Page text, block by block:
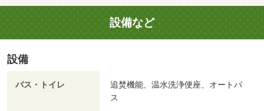
設備など
設備
バス・トイレ
追焚機能、温水洗浄便座、オートバ
ス